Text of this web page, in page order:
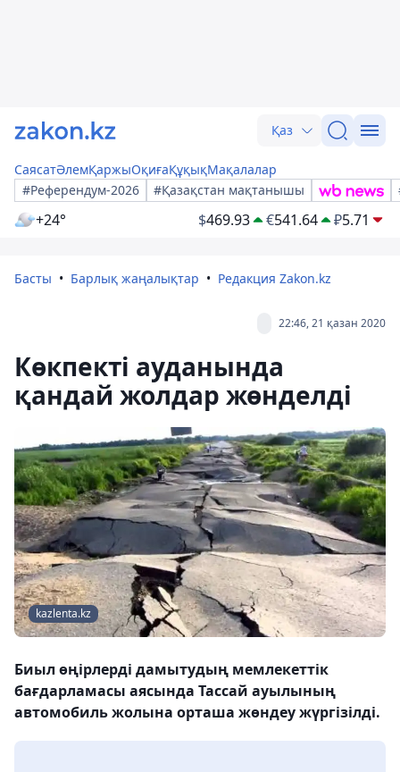
Қаз
СаясатӘлемҚаржыОқиғаҚұқықМақалалар
#Референдум-2026
#Қазақстан мақтанышы
+24° $469.93 €541.64 ₽5.71
Басты Барлық жаңалықтар Редакция Zakon.kz
22:46, 21 қазан 2020
Көкпекті ауданында
қандай жолдар жөнделді
kazlenta.kz
Биыл өңірлерді дамытудың мемлекеттік
бағдарламасы аясында Тассай ауылының
автомобиль жолына орташа жөндеу жүргізілді.